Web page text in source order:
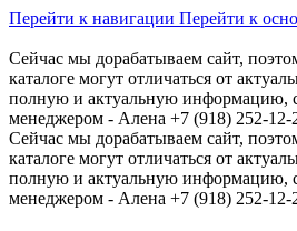
Перейти к навигации Перейти к
Сейчас мы дорабатываем сайт,
каталоге могут отличаться от
полную и актуальную информацию,
менеджером - Алена +7 (918) 252-12-
Сейчас мы дорабатываем сайт,
каталоге могут отличаться от
полную и актуальную информацию,
менеджером - Алена +7 (918) 252-12-